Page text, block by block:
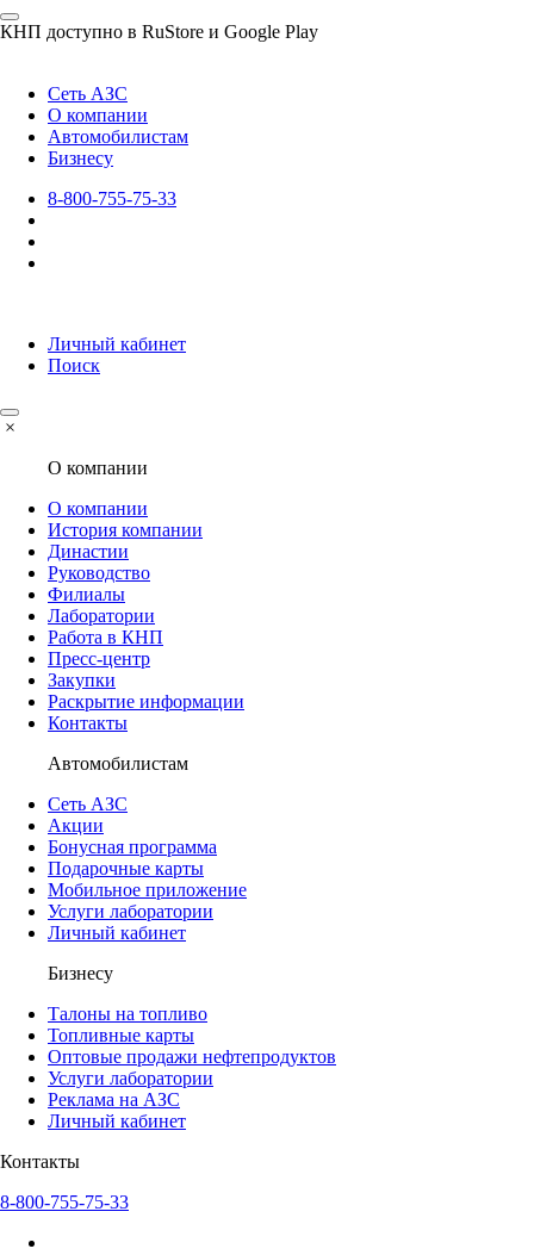
КНП доступно в RuStore и Google Play
Сеть АЗС
О компании
Автомобилистам
Бизнесу
8-800-755-75-33
Личный кабинет
Поиск
×
О компании
О компании
История компании
Династии
Руководство
Филиалы
Лаборатории
Работа в КНП
Пресс-центр
Закупки
Раскрытие информации
Контакты
Автомобилистам
Сеть АЗС
Акции
Бонусная программа
Подарочные карты
Мобильное приложение
Услуги лаборатории
Личный кабинет
Бизнесу
Талоны на топливо
Топливные карты
Оптовые продажи нефтепродуктов
Услуги лаборатории
Реклама на АЗС
Личный кабинет
Контакты
8-800-755-75-33